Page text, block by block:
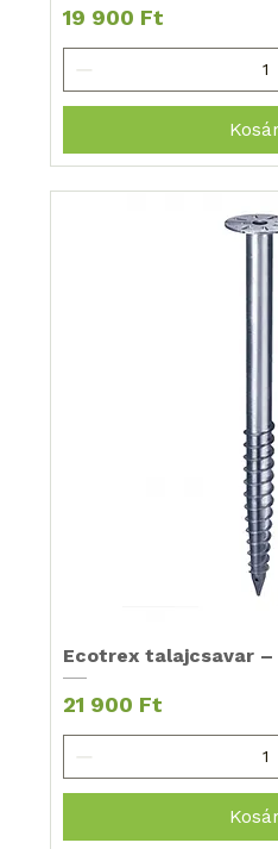
Ár
19 900 Ft
Ecotrex talajcsavar –
Ár
21 900 Ft